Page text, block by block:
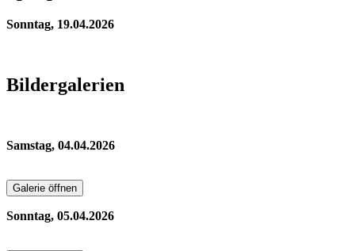
Sonntag, 19.04.2026
Bildergalerien
Samstag, 04.04.2026
Galerie öffnen
Sonntag, 05.04.2026